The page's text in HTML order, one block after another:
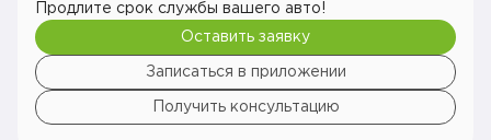
Продлите срок службы вашего авто!
Оставить заявку
Записаться в приложении
Получить консультацию